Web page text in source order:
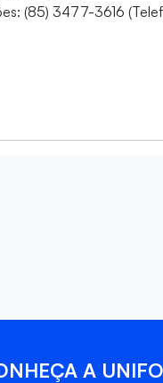
(85) 3477-3616
A